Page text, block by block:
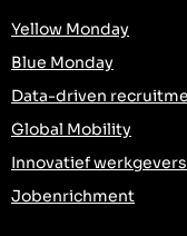
Yellow Monday
Blue Monday
Data-driven
Global Mobility
Innovatief
Jobenrichment